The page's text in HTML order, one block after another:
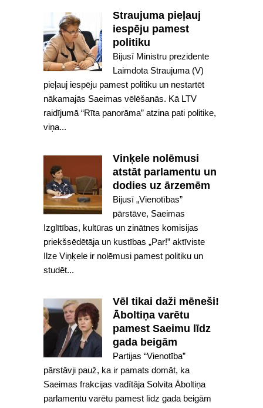
Straujuma pieļauj
iespēju pamest
politiku
Bijusī Ministru prezidente
Laimdota Straujuma (V)
pieļauj iespēju pamest politiku un nestartēt
nākamajās Saeimas vēlēšanās. Kā LTV
raidījumā “Rīta panorāma” atzina pati politike,
viņa...
Vinķele nolēmusi
atstāt parlamentu un
dodies uz ārzemēm
Bijusī „Vienotības”
pārstāve, Saeimas
Izglītības, kultūras un zinātnes komisijas
priekšsēdētāja un kustības „Par!” aktīviste
Ilze Viņķele ir nolēmusi pamest politiku un
studēt...
Vēl tikai daži mēneši!
Āboltiņa varētu
pamest Saeimu līdz
gada beigām
Partijas “Vienotība”
pārstāvji pauž, ka ir pamats domāt, ka
Saeimas frakcijas vadītāja Solvita Āboltiņa
parlamentu varētu pamest līdz gada beigām